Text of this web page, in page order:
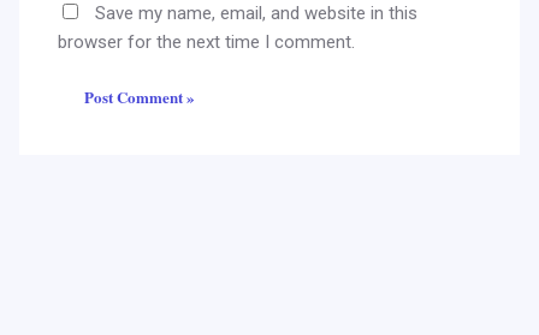
Save my name, email, and website in this
browser for the next time I comment.